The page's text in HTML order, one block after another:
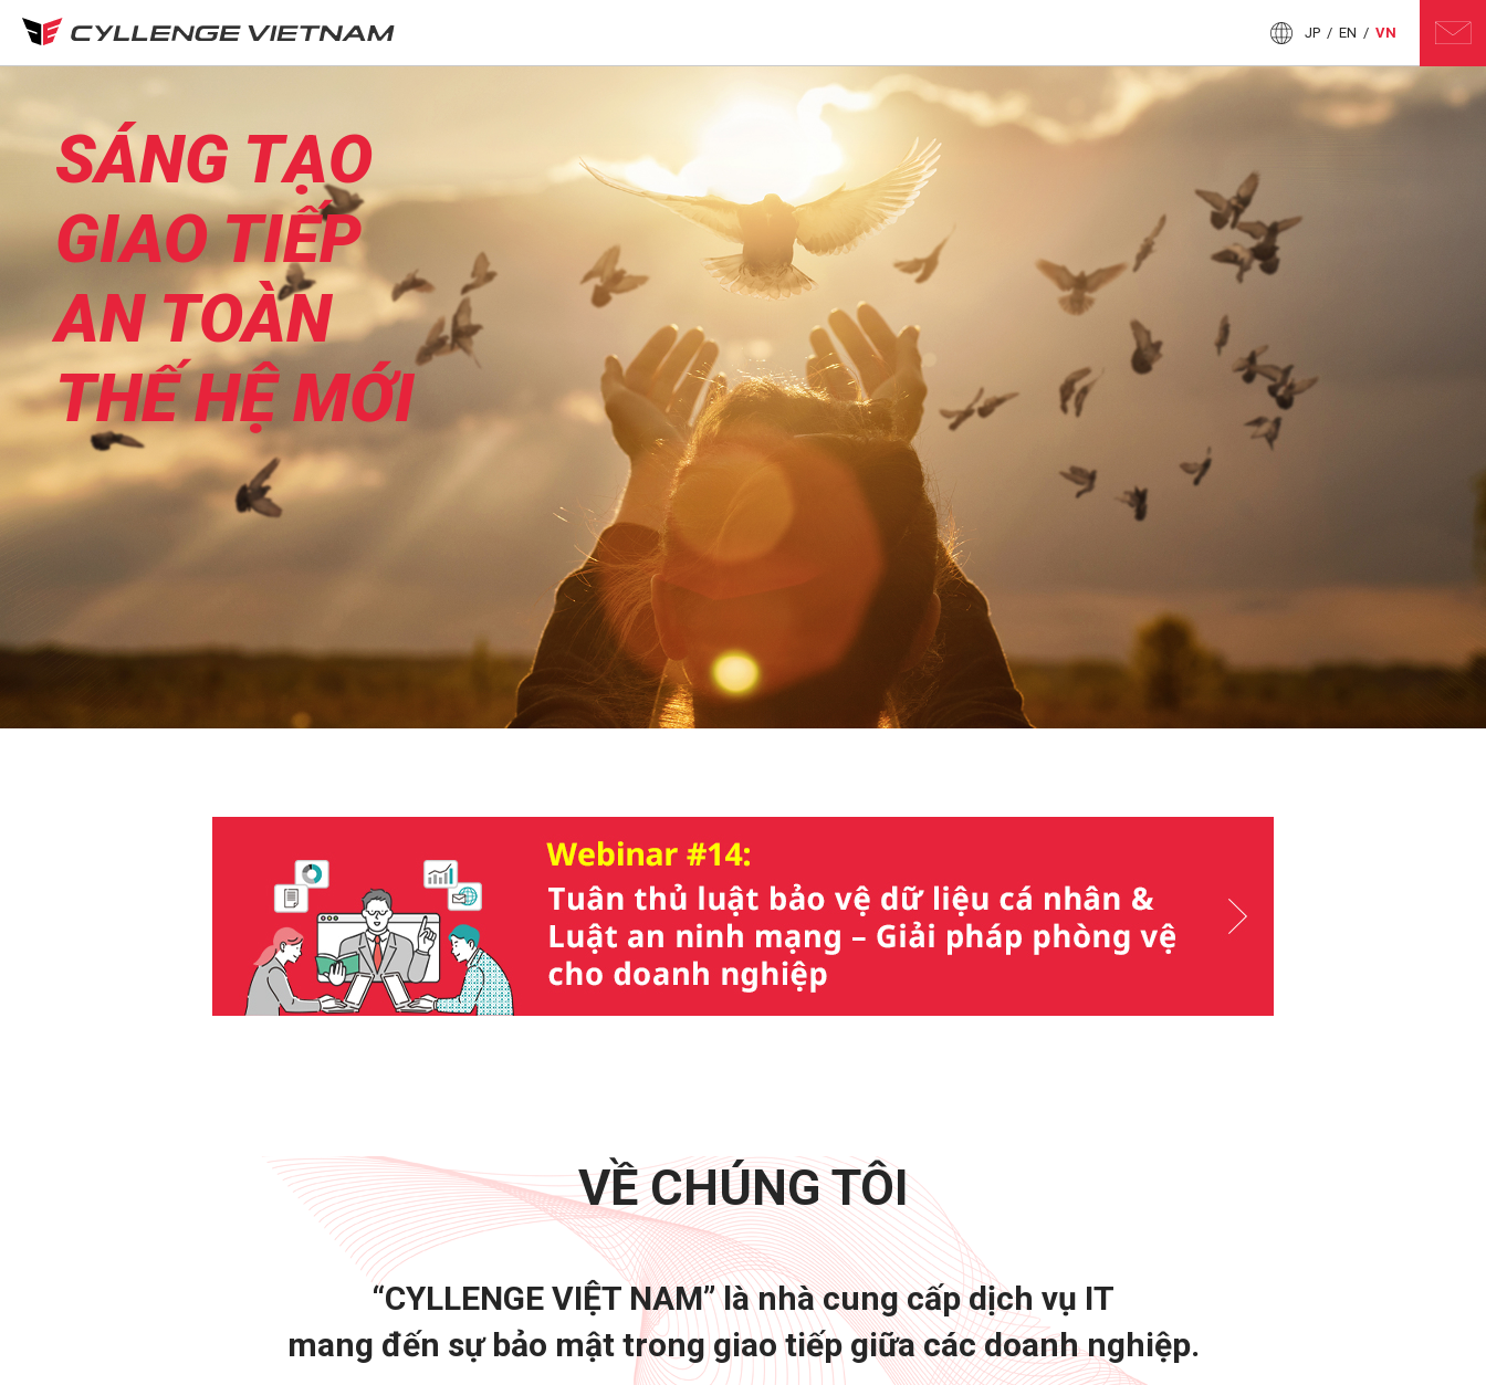
JP / EN / VN
SÁNG TẠO
GIAO TIẾP
AN TOÀN
THẾ HỆ MỚI
VỀ CHÚNG TÔI
“CYLLENGE VIỆT NAM” là nhà cung cấp dịch vụ IT
mang đến sự bảo mật trong giao tiếp giữa các doanh nghiệp.